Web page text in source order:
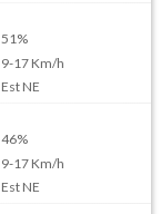
51%
9-17Km/h
Est NE
46%
9-17Km/h
Est NE